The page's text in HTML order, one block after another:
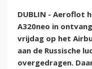
DUBLIN - Aeroflot
A320neo in
vrijdag op het
aan de Russische
overgedragen.